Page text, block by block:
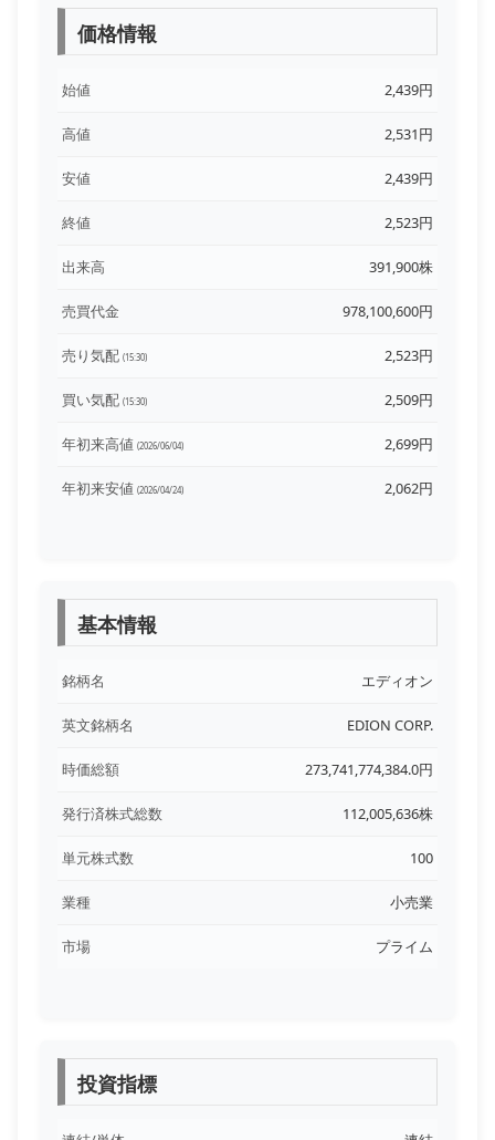
価格情報
始値 2,439円
高値 2,531円
安値 2,439円
終値 2,523円
出来高 391,900株
売買代金 978,100,600円
売り気配 (15:30) 2,523円
買い気配 (15:30) 2,509円
年初来高値 (2026/06/04) 2,699円
年初来安値 (2026/04/24) 2,062円
基本情報
銘柄名 エディオン
英文銘柄名 EDION CORP.
時価総額 273,741,774,384.0円
発行済株式総数 112,005,636株
単元株式数 100
業種 小売業
市場 プライム
投資指標